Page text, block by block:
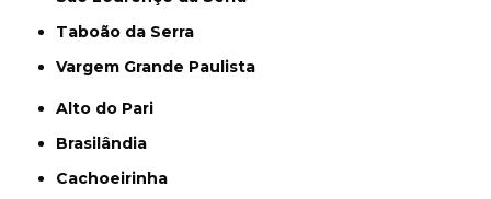
Taboão da Serra
Vargem Grande Paulista
Alto do Pari
Brasilândia
Cachoeirinha